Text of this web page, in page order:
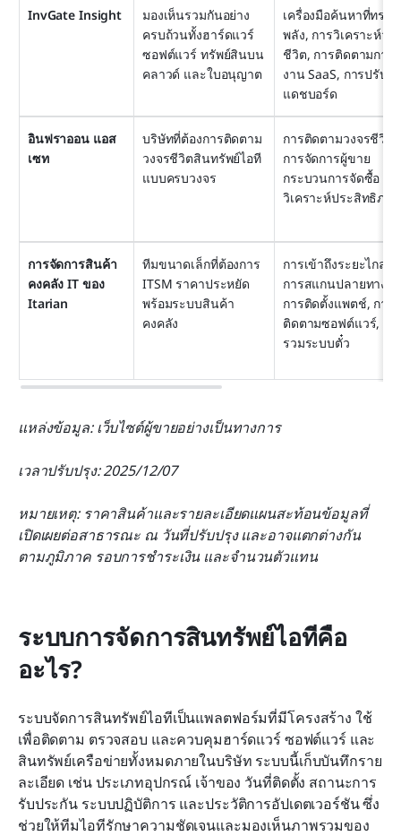
InvGate Insight
มองเห็นรวมกันอย่าง
ครบถ้วนทั้งฮาร์ดแวร์
ซอฟต์แวร์ ทรัพย์สินบน
คลาวด์ และใบอนุญาต
เครื่องมือค้นหาที่ทรง
พลัง, การวิเคราะห์วง
ชีวิต, การติดตามการ
งาน SaaS, การปรับแ
แดชบอร์ด
อินฟราออน แอส
เซท
บริษัทที่ต้องการติดตาม
วงจรชีวิตสินทรัพย์ไอที
แบบครบวงจร
การติดตามวงจรชีวิต
การจัดการผู้ขาย
กระบวนการจัดซื้อ กา
วิเคราะห์ประสิทธิภาพ
การจัดการสินค้า
คงคลัง IT ของ
Itarian
ทีมขนาดเล็กที่ต้องการ
ITSM ราคาประหยัด
พร้อมระบบสินค้า
คงคลัง
การเข้าถึงระยะไกล,
การสแกนปลายทาง,
การติดตั้งแพตช์, การ
ติดตามซอฟต์แวร์, กา
รวมระบบตั๋ว
แหล่งข้อมูล: เว็บไซต์ผู้ขายอย่างเป็นทางการ
เวลาปรับปรุง: 2025/12/07
หมายเหตุ: ราคาสินค้าและรายละเอียดแผนสะท้อนข้อมูลที่
เปิดเผยต่อสาธารณะ ณ วันที่ปรับปรุง และอาจแตกต่างกัน
ตามภูมิภาค รอบการชำระเงิน และจำนวนตัวแทน
ระบบการจัดการสินทรัพย์ไอทีคือ
อะไร?
ระบบจัดการสินทรัพย์ไอทีเป็นแพลตฟอร์มที่มีโครงสร้าง ใช้
เพื่อติดตาม ตรวจสอบ และควบคุมฮาร์ดแวร์ ซอฟต์แวร์ และ
สินทรัพย์เครือข่ายทั้งหมดภายในบริษัท ระบบนี้เก็บบันทึกราย
ละเอียด เช่น ประเภทอุปกรณ์ เจ้าของ วันที่ติดตั้ง สถานะการ
รับประกัน ระบบปฏิบัติการ และประวัติการอัปเดตเวอร์ชัน ซึ่ง
ช่วยให้ทีมไอทีรักษาความชัดเจนและมองเห็นภาพรวมของ